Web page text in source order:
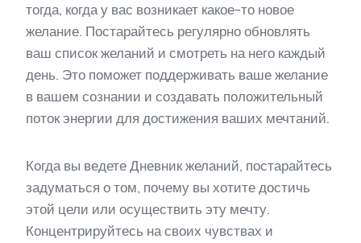
тогда, когда у вас возникает какое-то новое
желание. Постарайтесь регулярно обновлять
ваш список желаний и смотреть на него каждый
день. Это поможет поддерживать ваше желание
в вашем сознании и создавать положительный
поток энергии для достижения ваших мечтаний.
Когда вы ведете Дневник желаний, постарайтесь
задуматься о том, почему вы хотите достичь
этой цели или осуществить эту мечту.
Концентрируйтесь на своих чувствах и